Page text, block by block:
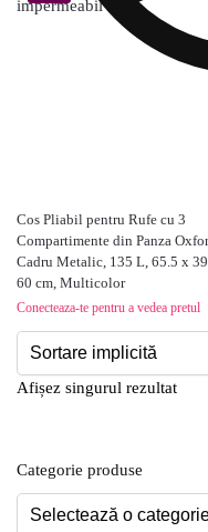
Cos Pliabil pentru Rufe cu 3
Compartimente din Panza
Cadru Metalic, 135 L, 65.5 x
60 cm, Multicolor
Conecteaza-te pentru a vedea pretul
Afișez singurul rezultat
Categorie produse